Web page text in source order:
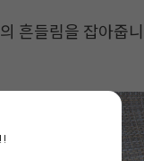
흔들림을 잡아줍니